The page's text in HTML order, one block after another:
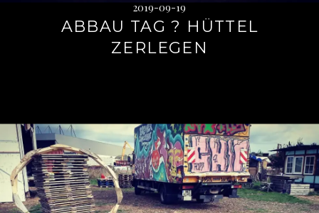
2019-09-19
ABBAU TAG ? HÜTTEL
ZERLEGEN